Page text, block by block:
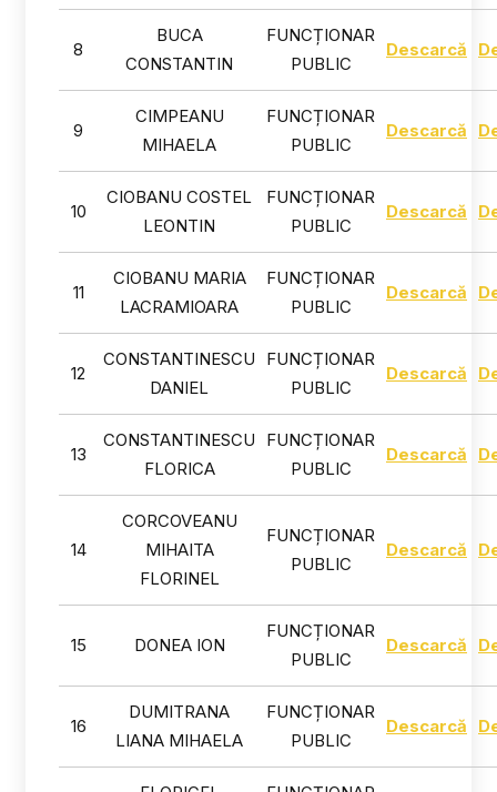
8
BUCA
CONSTANTIN
FUNCȚIONAR
PUBLIC
Descarcă
9
CIMPEANU
MIHAELA
FUNCȚIONAR
PUBLIC
Descarcă
10
CIOBANU COSTEL
LEONTIN
FUNCȚIONAR
PUBLIC
Descarcă
11
CIOBANU MARIA
LACRAMIOARA
FUNCȚIONAR
PUBLIC
Descarcă
12
CONSTANTINESCU
DANIEL
FUNCȚIONAR
PUBLIC
Descarcă
13
CONSTANTINESCU
FLORICA
FUNCȚIONAR
PUBLIC
Descarcă
14
CORCOVEANU
MIHAITA
FLORINEL
FUNCȚIONAR
PUBLIC
Descarcă
15 DONEA ION
FUNCȚIONAR
PUBLIC
Descarcă
16
DUMITRANA
LIANA MIHAELA
FUNCȚIONAR
PUBLIC
Descarcă